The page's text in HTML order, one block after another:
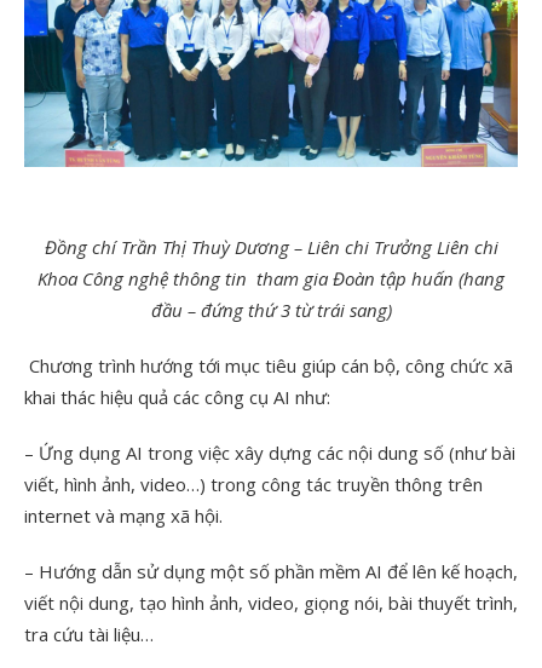
Đồng chí Trần Thị Thuỳ Dương – Liên chi Trưởng Liên chi
Khoa Công nghệ thông tin tham gia Đoàn tập huấn (hang
đầu – đứng thứ 3 từ trái sang)
Chương trình hướng tới mục tiêu giúp cán bộ, công chức xã
khai thác hiệu quả các công cụ AI như:
– Ứng dụng AI trong việc xây dựng các nội dung số (như bài
viết, hình ảnh, video…) trong công tác truyền thông trên
internet và mạng xã hội.
– Hướng dẫn sử dụng một số phần mềm AI để lên kế hoạch,
viết nội dung, tạo hình ảnh, video, giọng nói, bài thuyết trình,
tra cứu tài liệu…